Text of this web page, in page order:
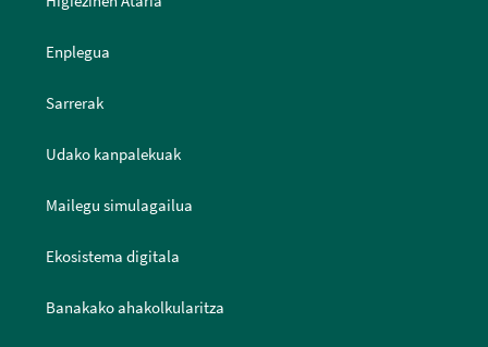
Enplegua
Sarrerak
Udako kanpalekuak
Mailegu simulagailua
Ekosistema digitala
Banakako ahakolkularitza